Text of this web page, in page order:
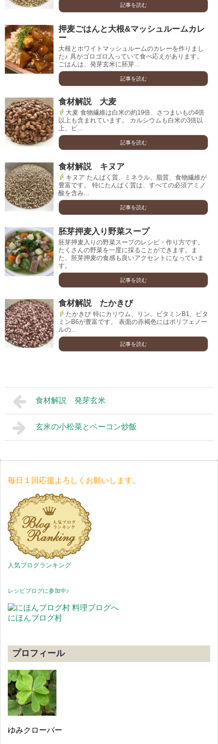
記事を読む
押麦ごはんと大根&マッシュルームカレ
ー
大根とホワイトマッシュルームのカレーを作りまし
た♪ 具がゴロゴロ入っていて食べ応えがあります。
ごはんは、発芽玄米に胚芽...
記事を読む
食材解説 大麦
大麦 食物繊維は白米の約19倍、さつまいもの4倍
以上も含まれています。 カルシウムも白米の3倍以
上、ビ...
記事を読む
食材解説 キヌア
キヌア たんぱく質、ミネラル、脂質、食物繊維が
豊富です。 特にたんぱく質は、すべての必須アミノ
酸を含み...
記事を読む
胚芽押麦入り野菜スープ
胚芽押麦入りの野菜スープのレシピ・作り方です。
たくさんの野菜を一度に採ることができます。ま
た、胚芽押麦の食感も良いアクセントになっていま
す。
記事を読む
食材解説 たかきび
たかきび 特にカリウム、リン、ビタミンB1、ビタ
ミンB6が豊富です。 表面の赤褐色にはポリフェノー
ルの...
記事を読む
食材解説 発芽玄米
玄米の小松菜とベーコン炒飯
毎日１回応援よろしくお願いします。
人気ブログランキング
レシピブログに参加中♪
にほんブログ村
プロフィール
ゆみクローバー